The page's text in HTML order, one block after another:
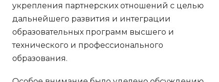
укрепления партнерских отношений с целью
дальнейшего развития и интеграции
образовательных программ высшего и
технического и профессионального
образования.